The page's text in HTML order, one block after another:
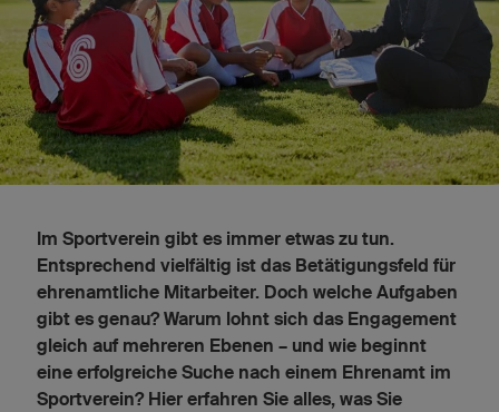
Im Sportverein gibt es immer etwas zu tun.
Entsprechend vielfältig ist das Betätigungsfeld für
ehrenamtliche Mitarbeiter. Doch welche Aufgaben
gibt es genau? Warum lohnt sich das Engagement
gleich auf mehreren Ebenen – und wie beginnt
eine erfolgreiche Suche nach einem Ehrenamt im
Sportverein? Hier erfahren Sie alles, was Sie